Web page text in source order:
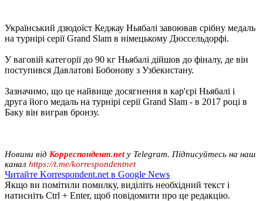
Український дзюдоїст Кеджау Ньябалі завоював срібну медаль
на турнірі серії Grand Slam в німецькому Дюссельдорфі.
У ваговій категорії до 90 кг Ньябалі дійшов до фіналу, де він
поступився Давлатові Бобонову з Узбекистану.
Зазначимо, що це найвище досягнення в кар'єрі Ньябалі і
друга його медаль на турнірі серії Grand Slam - в 2017 році в
Баку він виграв бронзу.
Новини від Корреспондент.net у Telegram. Підписуйтесь на наш
канал https://t.me/korrespondentnet
Читайте Korrespondent.net в Google News
Якщо ви помітили помилку, виділіть необхідний текст і
натисніть Ctrl + Enter, щоб повідомити про це редакцію.